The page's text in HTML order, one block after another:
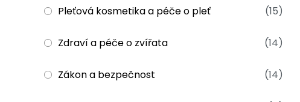
Pleťová kosmetika a péče o pleť (15)
Zdraví a péče o zvířata (14)
Zákon a bezpečnost (14)